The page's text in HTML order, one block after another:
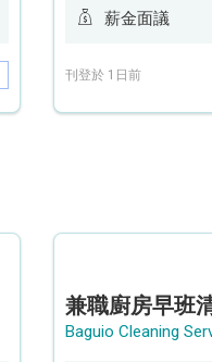
薪金面議
刊登於 1日前